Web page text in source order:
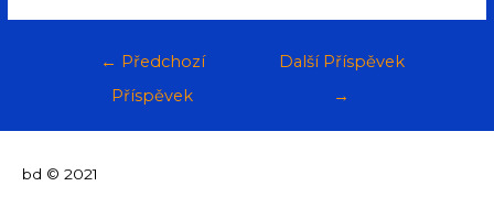
← Předchozí
Příspěvek
Další Příspěvek
→
bd © 2021